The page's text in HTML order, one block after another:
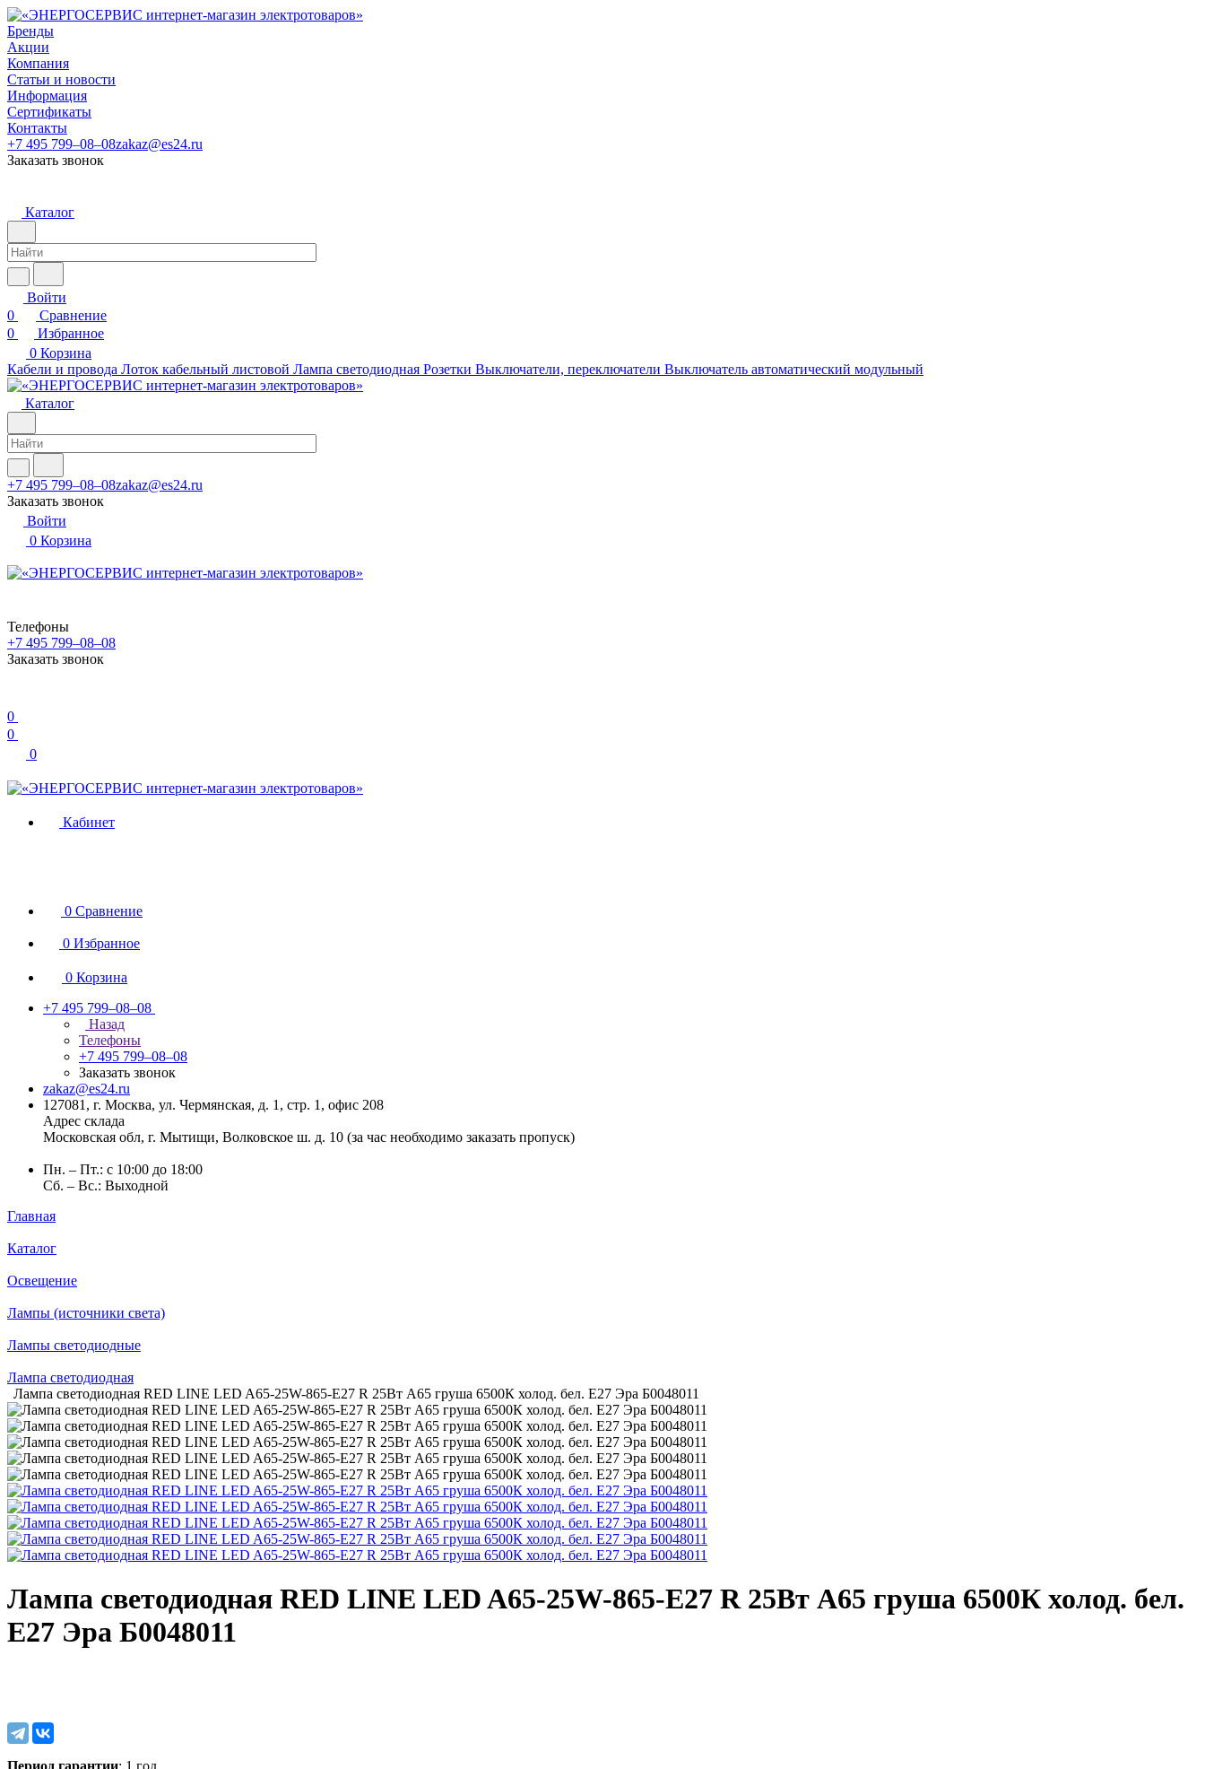
Бренды
Акции
Компания
Статьи и новости
Информация
Сертификаты
Контакты
+7 495 799–08–08zakaz@es24.ru
Заказать звонок
Каталог
Войти
0
Сравнение
0
Избранное
0 Корзина
Кабели и провода Лоток кабельный листовой Лампа светодиодная Розетки Выключатели, переключатели Выключатель автоматический модульный
Каталог
+7 495 799–08–08zakaz@es24.ru
Заказать звонок
Войти
0 Корзина
Телефоны
+7 495 799–08–08
Заказать звонок
0
0
0
Кабинет
0 Сравнение
0 Избранное
0 Корзина
+7 495 799–08–08
Назад
Телефоны
+7 495 799–08–08
Заказать звонок
zakaz@es24.ru
127081, г. Москва, ул. Чермянская, д. 1, стр. 1, офис 208
Адрес склада
Московская обл, г. Мытищи, Волковское ш. д. 10 (за час необходимо заказать пропуск)
Пн. – Пт.: с 10:00 до 18:00
Сб. – Вс.: Выходной
Главная
Каталог
Освещение
Лампы (источники света)
Лампы светодиодные
Лампа светодиодная
Лампа светодиодная RED LINE LED A65-25W-865-E27 R 25Вт A65 груша 6500К холод. бел. E27 Эра Б0048011
Лампа светодиодная RED LINE LED A65-25W-865-E27 R 25Вт A65 груша 6500К холод. бел.
E27 Эра Б0048011
Период гарантии: 1 год